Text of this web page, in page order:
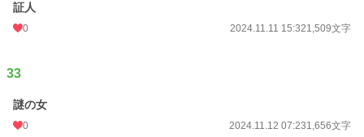
証人
0 2024.11.11 15:321,509文字
33
謎の女
0 2024.11.12 07:231,656文字